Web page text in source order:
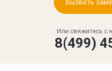
Или свяжитесь с
8(499)